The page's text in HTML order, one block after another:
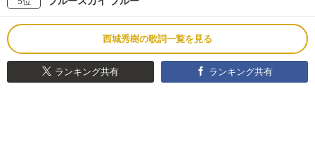
西城秀樹の歌詞一覧を見る
ランキング共有 ランキング共有